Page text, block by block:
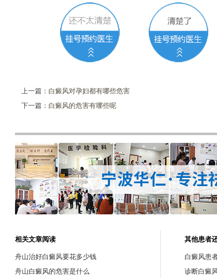
上一篇： 白癜风对孕妇都有哪些危害
下一篇： 白癜风的危害有哪些呢
相关文章阅读
舟山治好白癜风要花多少钱
舟山白癜风的危害是什么
其他患者
白癜风患
诊断白癜